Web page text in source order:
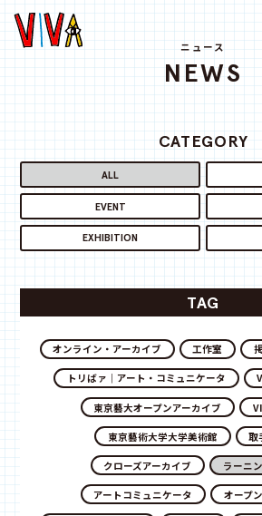
ABOUT
SPACE
スペース
アクセス
お問い合わせ
youtube
ニュース
NEWS
CATEGORY
ALL
EVENT
EXHIBITION
TAG
オンライン・アーカイブ 工作室
トリばァ｜アート・コミュニケータ
東京藝大オープンアーカイブ
東京藝術大学大学美術館 取
クローズアーカイブ ラーニ
アートコミュニケータ オープ